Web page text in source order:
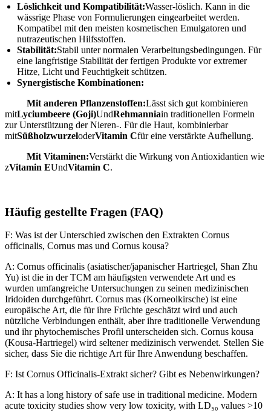
Löslichkeit und Kompatibilität:Wasser-löslich. Kann in die
wässrige Phase von Formulierungen eingearbeitet werden.
Kompatibel mit den meisten kosmetischen Emulgatoren und
nutrazeutischen Hilfsstoffen.
Stabilität:Stabil unter normalen Verarbeitungsbedingungen. Für
eine langfristige Stabilität der fertigen Produkte vor extremer
Hitze, Licht und Feuchtigkeit schützen.
Synergistische Kombinationen:
Mit anderen Pflanzenstoffen:Lässt sich gut kombinieren
mitLyciumbeere (Goji)UndRehmanniain traditionellen Formeln
zur Unterstützung der Nieren-. Für die Haut, kombinierbar
mitSüßholzwurzeloderVitamin Cfür eine verstärkte Aufhellung.
Mit Vitaminen:Verstärkt die Wirkung von Antioxidantien wie
zVitamin EUndVitamin C.
Häufig gestellte Fragen (FAQ)
F: Was ist der Unterschied zwischen den Extrakten Cornus
officinalis, Cornus mas und Cornus kousa?
A: Cornus officinalis (asiatischer/japanischer Hartriegel, Shan Zhu
Yu) ist die in der TCM am häufigsten verwendete Art und es
wurden umfangreiche Untersuchungen zu seinen medizinischen
Iridoiden durchgeführt. Cornus mas (Korneolkirsche) ist eine
europäische Art, die für ihre Früchte geschätzt wird und auch
nützliche Verbindungen enthält, aber ihre traditionelle Verwendung
und ihr phytochemisches Profil unterscheiden sich. Cornus kousa
(Kousa-Hartriegel) wird seltener medizinisch verwendet. Stellen Sie
sicher, dass Sie die richtige Art für Ihre Anwendung beschaffen.
F: Ist Cornus Officinalis-Extrakt sicher? Gibt es Nebenwirkungen?
A: It has a long history of safe use in traditional medicine. Modern
acute toxicity studies show very low toxicity, with LD₅₀ values >10